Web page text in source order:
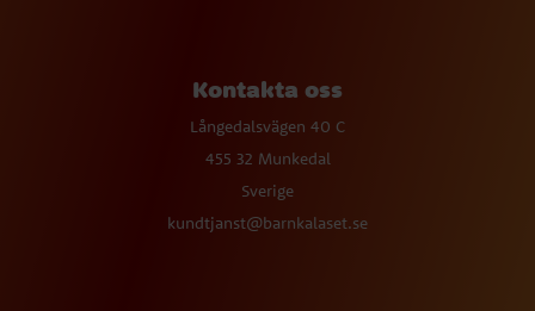
Kontakta oss
Långedalsvägen 40 C
455 32 Munkedal
Sverige
kundtjanst@barnkalaset.se